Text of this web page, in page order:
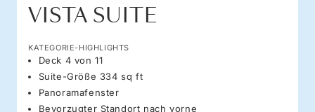
VISTA SUITE
KATEGORIE-HIGHLIGHTS
Deck 4 von 11
Suite-Größe 334 sq ft
Panoramafenster
Bevorzugter Standort nach vorne